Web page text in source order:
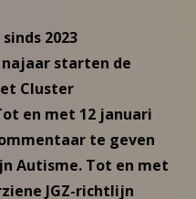
2023
starten de
Cluster
en met 12 januari
te geven
Autisme. Tot en met
JGZ-richtlijn